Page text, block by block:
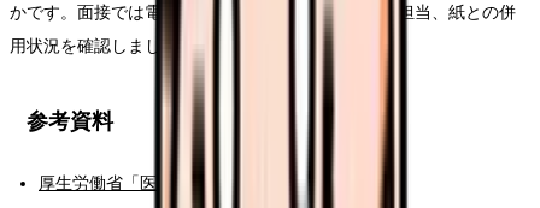
かです。面接では電子カルテ研修の期間、フォロー担当、紙との併
用状況を確認しましょう。
参考資料
厚生労働省「医療DXについて」